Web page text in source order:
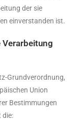
der sie
einverstanden ist.
Grundverordnung,
Union
Bestimmungen
die: